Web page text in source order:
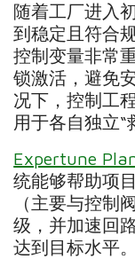
随着工厂进入
到稳定且符合
控制变量非常
锁激活，避免
况下，控制工
用于各自独立“
Expertune
统能够帮助项
（主要与控制
级，并加速回
达到目标水平。